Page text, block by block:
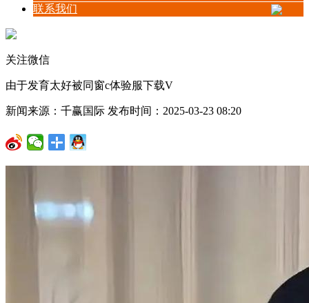
联系我们
关注微信
由于发育太好被同窗c体验服下载V
新闻来源：千赢国际 发布时间：2025-03-23 08:20